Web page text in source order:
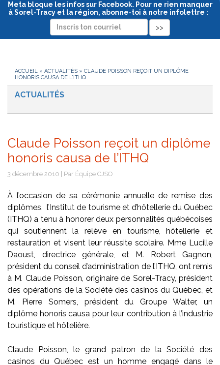
Meta bloque les infos sur Facebook. Pour ne rien manquer
à Sorel-Tracy et la région, abonne-toi à notre infolettre :
ACCUEIL » ACTUALITÉS » CLAUDE POISSON REÇOIT UN DIPLÔME
HONORIS CAUSA DE L’ITHQ
ACTUALITÉS
Claude Poisson reçoit un diplôme
honoris causa de l’ITHQ
3 décembre 2010 | Par Équipe CJSO
À l’occasion de sa cérémonie annuelle de remise des
diplômes, l’Institut de tourisme et d’hôtellerie du Québec
(ITHQ) a tenu à honorer deux personnalités québécoises
qui soutiennent la relève en tourisme, hôtellerie et
restauration et visent leur réussite scolaire. Mme Lucille
Daoust, directrice générale, et M. Robert Gagnon,
président du conseil d’administration de l’ITHQ, ont remis
à M. Claude Poisson, originaire de Sorel-Tracy, président
des opérations de la Société des casinos du Québec, et
M. Pierre Somers, président du Groupe Walter, un
diplôme honoris causa pour leur contribution à l’industrie
touristique et hôtelière.
Claude Poisson, le grand patron de la Société des
casinos du Québec est un homme engagé dans le